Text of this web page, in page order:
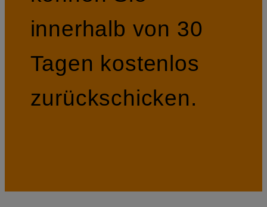
innerhalb von 30
Tagen kostenlos
zurückschicken.